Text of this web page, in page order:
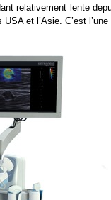
relativement lente
et l’Asie. C’est